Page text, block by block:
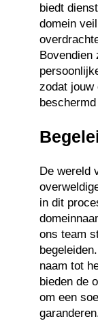
biedt
domein
Bovendien
zodat jouw
De wereld
in dit
ons team
naam tot
bieden de
om een